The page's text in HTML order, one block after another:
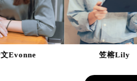
笠榕Lily Doris